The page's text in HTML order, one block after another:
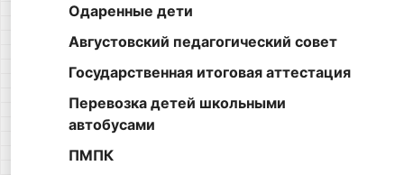
Одаренные дети
Августовский педагогический совет
Государственная итоговая аттестация
Перевозка детей школьными
автобусами
ПМПК